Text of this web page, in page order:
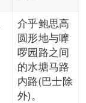
介乎鲍思高
圆形地与嚤
啰园路之间
的水塘马路
内路(巴士除
外)。